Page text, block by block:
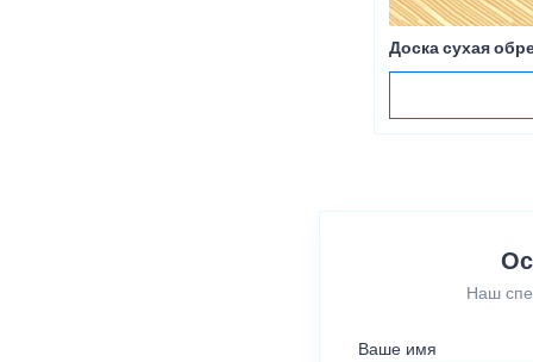
Доска сухая
Наш
Ваше имя